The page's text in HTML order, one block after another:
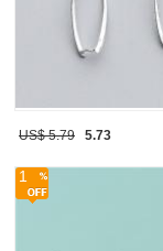
US$ 5.79 5.73
1